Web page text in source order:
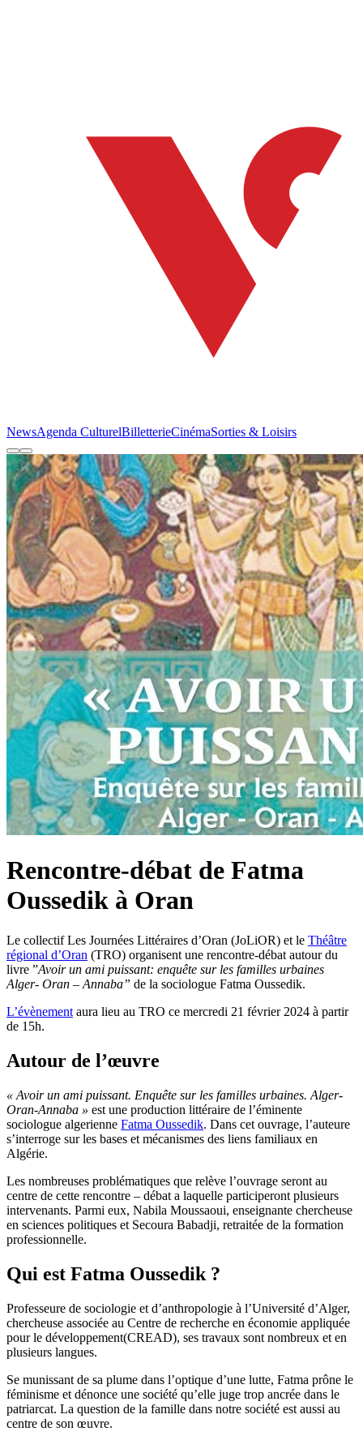
NewsAgenda CulturelBilletterieCinémaSorties & Loisirs
Rencontre-débat de Fatma
Oussedik à Oran
Le collectif Les Journées Littéraires d’Oran (JoLiOR) et le Théâtre
régional d’Oran (TRO) organisent une rencontre-débat autour du
livre ”Avoir un ami puissant: enquête sur les familles urbaines
Alger- Oran – Annaba” de la sociologue Fatma Oussedik.
L’évènement aura lieu au TRO ce mercredi 21 février 2024 à partir
de 15h.
Autour de l’œuvre
« Avoir un ami puissant. Enquête sur les familles urbaines. Alger-
Oran-Annaba » est une production littéraire de l’éminente
sociologue algerienne Fatma Oussedik. Dans cet ouvrage, l’auteure
s’interroge sur les bases et mécanismes des liens familiaux en
Algérie.
Les nombreuses problématiques que relève l’ouvrage seront au
centre de cette rencontre – débat a laquelle participeront plusieurs
intervenants. Parmi eux, Nabila Moussaoui, enseignante chercheuse
en sciences politiques et Secoura Babadji, retraitée de la formation
professionnelle.
Qui est Fatma Oussedik ?
Professeure de sociologie et d’anthropologie à l’Université d’Alger,
chercheuse associée au Centre de recherche en économie appliquée
pour le développement(CREAD), ses travaux sont nombreux et en
plusieurs langues.
Se munissant de sa plume dans l’optique d’une lutte, Fatma prône le
féminisme et dénonce une société qu’elle juge trop ancrée dans le
patriarcat. La question de la famille dans notre société est aussi au
centre de son œuvre.